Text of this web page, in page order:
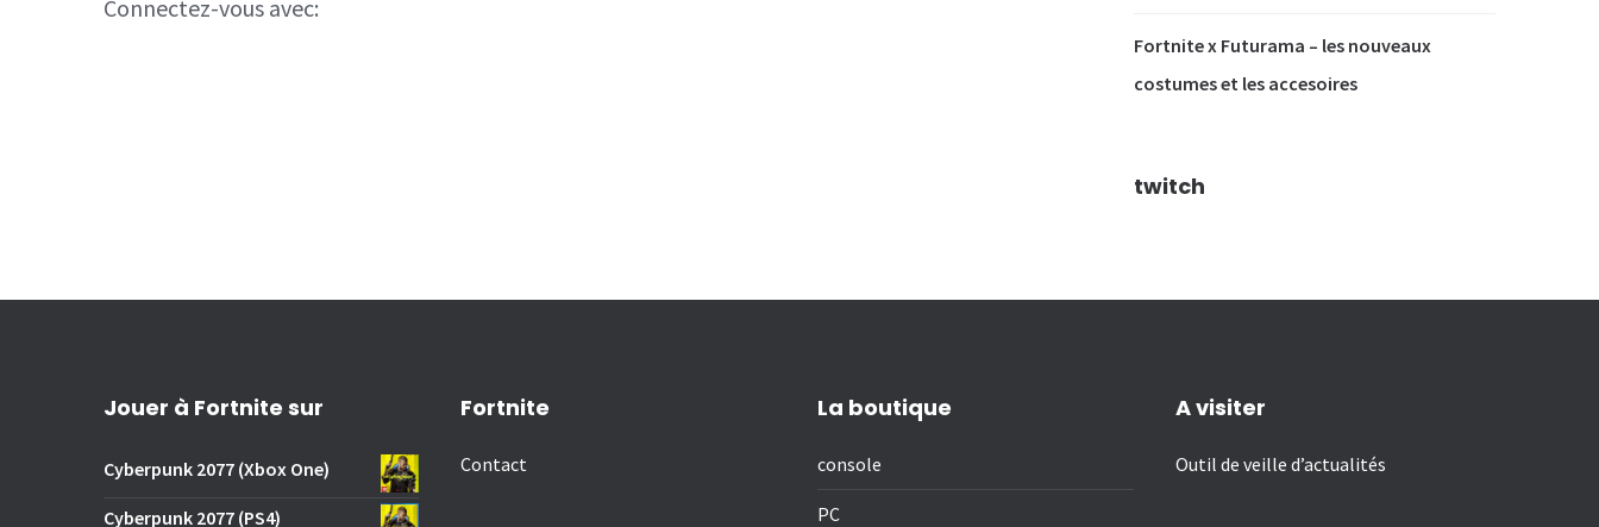
Connectez-vous avec:
Fortnite x Futurama – les nouveaux
costumes et les accesoires
twitch
Jouer à Fortnite sur
Cyberpunk 2077 (Xbox One)
Cyberpunk 2077 (PS4)
Fortnite
Contact
La boutique
console
PC
A visiter
Outil de veille d’actualités